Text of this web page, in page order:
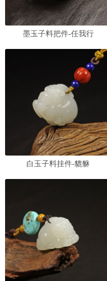
墨玉子料把件-任我行
白玉子料挂件-貔貅